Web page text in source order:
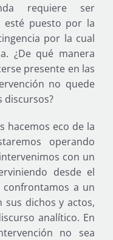
requiere ser
esté puesto por la
por la cual
¿De qué manera
presente en las
no quede
discursos?
hacemos eco de la
operando
con un
desde el
a un
sus dichos y actos,
analítico. En
no sea